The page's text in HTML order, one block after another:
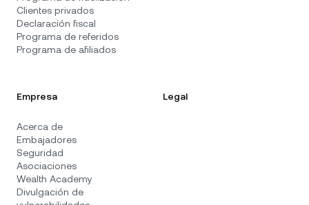
Clientes privados
Declaración fiscal
Programa de referidos
Programa de afiliados
Empresa
Acerca de
Embajadores
Seguridad
Asociaciones
Wealth Academy
Divulgación de
Legal